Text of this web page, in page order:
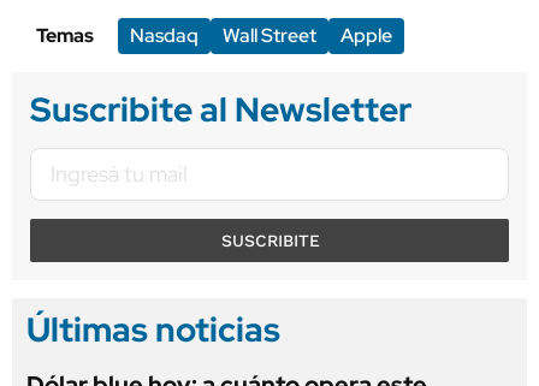
Temas
Nasdaq Wall Street Apple
Suscribite al Newsletter
SUSCRIBITE
Últimas noticias